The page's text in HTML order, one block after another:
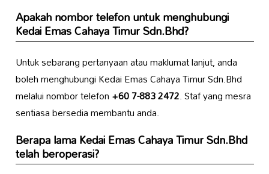
Apakah nombor telefon untuk menghubungi
Kedai Emas Cahaya Timur Sdn.Bhd?
Untuk sebarang pertanyaan atau maklumat lanjut, anda
boleh menghubungi Kedai Emas Cahaya Timur Sdn.Bhd
melalui nombor telefon+60 7-883 2472. Staf yang mesra
sentiasa bersedia membantu anda.
Berapa lama Kedai Emas Cahaya Timur Sdn.Bhd
telah beroperasi?